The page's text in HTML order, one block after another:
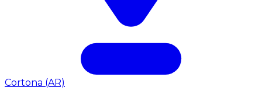
Cortona (AR)